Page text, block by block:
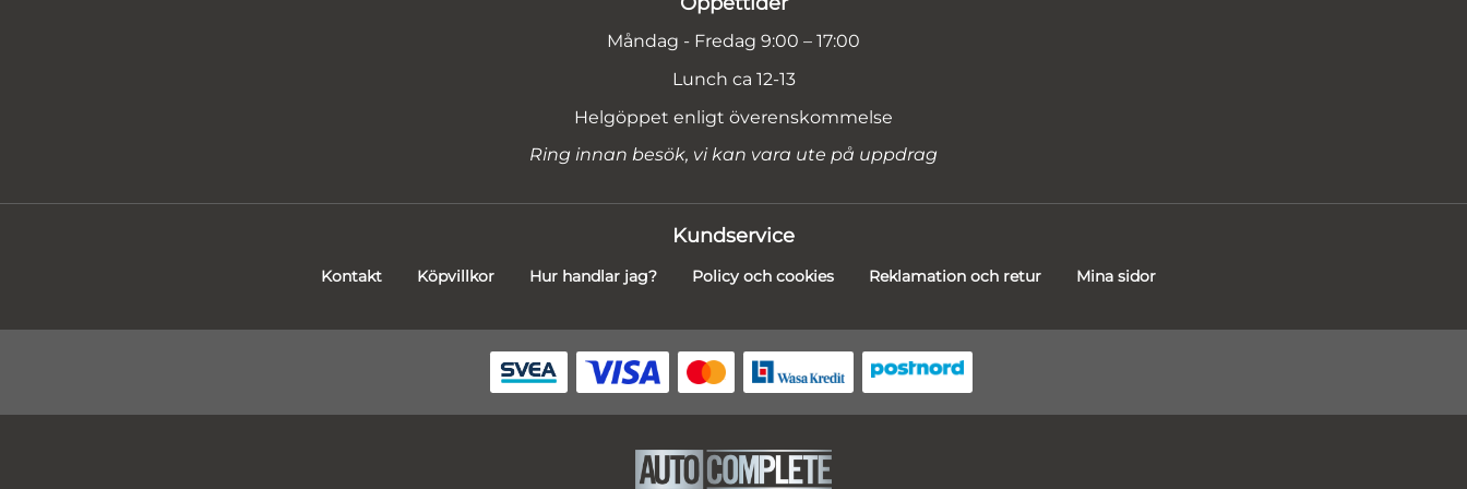
Måndag - Fredag 9:00 – 17:00
Lunch ca 12-13
Helgöppet enligt överenskommelse
Ring innan besök, vi kan vara ute på uppdrag
Kundservice
Kontakt Köpvillkor Hur handlar jag? Policy och cookies Reklamation och retur Mina sidor